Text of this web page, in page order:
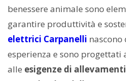
benessere animale sono
garantire produttività e
elettrici Carpanelli nascono
esperienza e sono progettati
alle esigenze di